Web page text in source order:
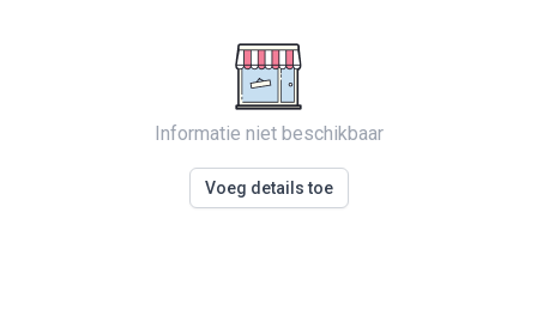
Informatie niet beschikbaar
Voeg details toe